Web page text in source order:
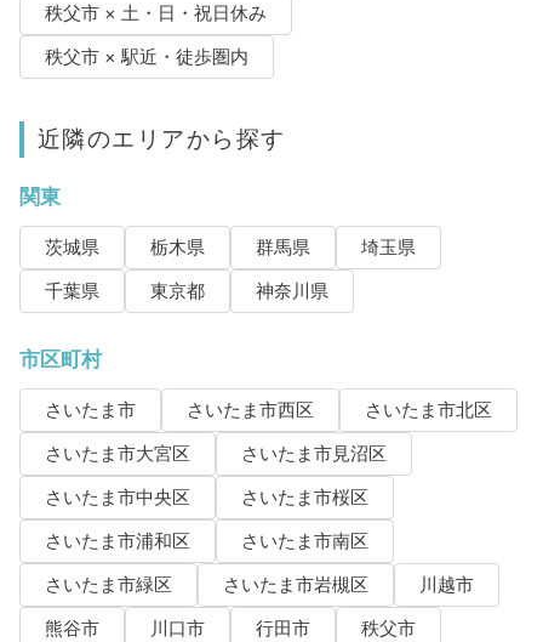
秩父市 × 土・日・祝日休み
秩父市 × 駅近・徒歩圏内
近隣のエリアから探す
関東
茨城県 栃木県 群馬県
埼玉県
千葉県
東京都 神奈川県
市区町村
さいたま市 さいたま市西区
さいたま市北区
さいたま市大宮区
さいたま市見沼区
さいたま市中央区
さいたま市桜区
さいたま市浦和区
さいたま市南区
さいたま市緑区
さいたま市岩槻区
川越市
熊谷市
川口市 行田市
秩父市